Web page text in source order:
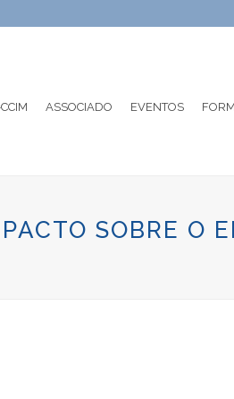
ASSOCIADO EVENTOS
SOBRE O